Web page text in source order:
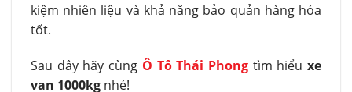
kiệm nhiên liệu và khả năng bảo quản hàng hóa
tốt.
Sau đây hãy cùng Ô Tô Thái Phongtìm hiểuxe
van 1000kg nhé!